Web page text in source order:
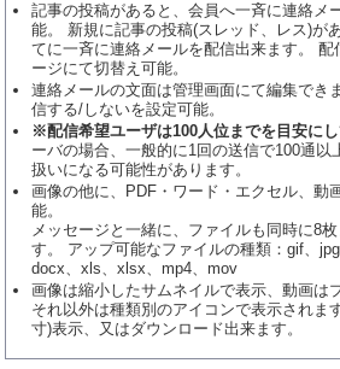
記事の投稿があると、会員へ一斉に連絡メ
能。 新規に記事の投稿(スレッド、レス)が
てに一斉に連絡メールを配信出来ます。
ージにて切替え可能。
連絡メールの文面は管理画面にて編集でき
信する/しないを設定可能。
※配信希望ユーザは100人位までを目安にし
ーバの場合、一般的に1回の送信で100通以
扱いになる可能性があります。
画像の他に、PDF・ワード・エクセル、動
能。
メッセージと一緒に、ファイルも同時に8
す。 アップ可能なファイルの種類：gif、
docx、xls、xlsx、mp4、mov
画像は縮小したサムネイルで表示、動画は
それ以外は種類別のアイコンで表示されま
寸)表示、又はダウンロード出来ます。